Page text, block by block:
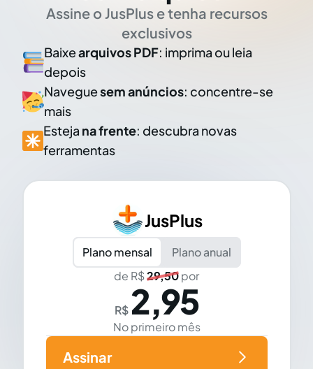
Assine o JusPlus e tenha recursos
exclusivos
Baixearquivos PDF: imprima ou leia
depois
Naveguesem anúncios: concentre-se
mais
Esteja na frente: descubra novas
ferramentas
JusPlus
Plano mensal
Plano anual
de R$29,50por
R$ 2,95
No primeiro mês
Assinar